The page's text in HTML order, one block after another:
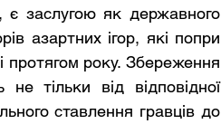
заслугою як державного
азартних ігор, які попри
протягом року. Збереження
тільки від відповідної
ставлення гравців до